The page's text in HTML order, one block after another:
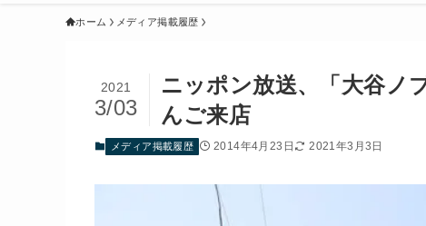
ホーム メディア掲載履歴
ニッポン放送、「大谷ノ
んご来店
2021
3/03
メディア掲載履歴 2014年4月23日 2021年3月3日